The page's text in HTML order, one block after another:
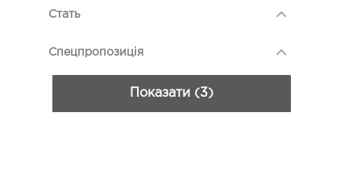
Спецпропозиція
Стать
Показати (3)